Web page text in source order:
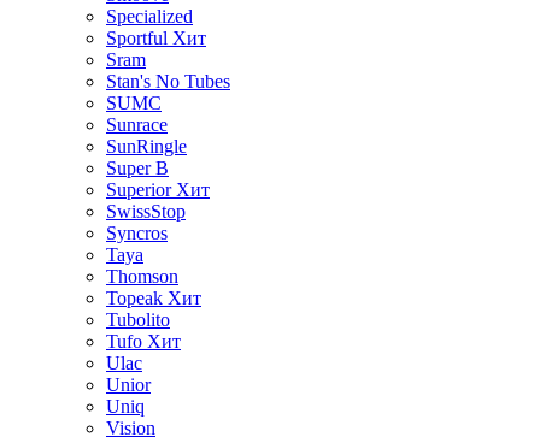
Specialized
Sportful Хит
Sram
Stan's No Tubes
SUMC
Sunrace
SunRingle
Super B
Superior Хит
SwissStop
Syncros
Taya
Thomson
Topeak Хит
Tubolito
Tufo Хит
Ulac
Unior
Uniq
Vision